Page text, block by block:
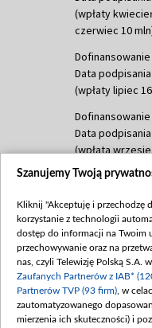
(wpłaty
czerwiec 10
Dofinansowanie
Data podpisania
(wpłaty lipiec
Dofinansowanie
Data podpisania
(wpłata
Dofinansowanie
(wpłata
mln, listopad
Dofinansowanie
Data podpisania
(wpłata
Dofinansowanie
Szanujemy Twoją
Kliknij "Akceptuję i przechodzę
korzystanie z technologii
dostęp do informacji na Twoim
przechowywanie oraz na
nas, czyli Telewizję Polską S.A.
Zaufanych Partnerów z IAB*
Partnerów TVP (93 firm) , w
zautomatyzowanego
mierzenia ich skuteczności) i